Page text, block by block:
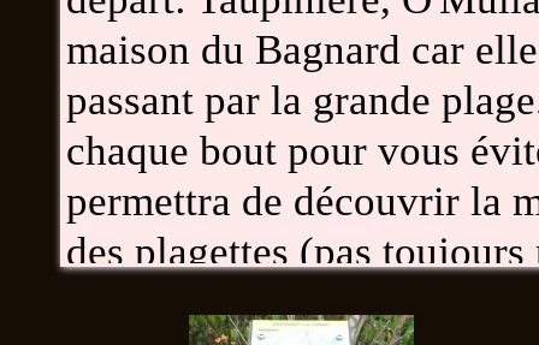
maison du Bagnard car
passant par la grande
chaque bout pour vous
permettra de découvrir la
des plagettes (pas
Rocher et le morne